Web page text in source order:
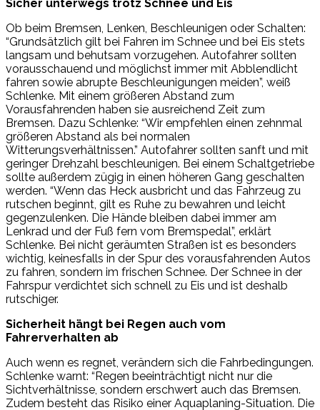
Sicher unterwegs trotz Schnee und Eis
Ob beim Bremsen, Lenken, Beschleunigen oder Schalten:
“Grundsätzlich gilt bei Fahren im Schnee und bei Eis stets
langsam und behutsam vorzugehen. Autofahrer sollten
vorausschauend und möglichst immer mit Abblendlicht
fahren sowie abrupte Beschleunigungen meiden”, weiß
Schlenke. Mit einem größeren Abstand zum
Vorausfahrenden haben sie ausreichend Zeit zum
Bremsen. Dazu Schlenke: “Wir empfehlen einen zehnmal
größeren Abstand als bei normalen
Witterungsverhältnissen.” Autofahrer sollten sanft und mit
geringer Drehzahl beschleunigen. Bei einem Schaltgetriebe
sollte außerdem zügig in einen höheren Gang geschalten
werden. “Wenn das Heck ausbricht und das Fahrzeug zu
rutschen beginnt, gilt es Ruhe zu bewahren und leicht
gegenzulenken. Die Hände bleiben dabei immer am
Lenkrad und der Fuß fern vom Bremspedal”, erklärt
Schlenke. Bei nicht geräumten Straßen ist es besonders
wichtig, keinesfalls in der Spur des vorausfahrenden Autos
zu fahren, sondern im frischen Schnee. Der Schnee in der
Fahrspur verdichtet sich schnell zu Eis und ist deshalb
rutschiger.
Sicherheit hängt bei Regen auch vom
Fahrerverhalten ab
Auch wenn es regnet, verändern sich die Fahrbedingungen.
Schlenke warnt: “Regen beeinträchtigt nicht nur die
Sichtverhältnisse, sondern erschwert auch das Bremsen.
Zudem besteht das Risiko einer Aquaplaning-Situation. Die